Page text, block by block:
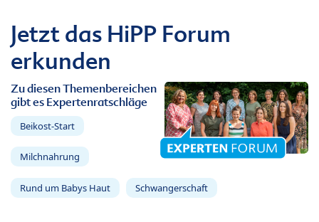
Jetzt das HiPP Forum
erkunden
Zu diesen Themenbereichen
gibt es Expertenratschläge
Beikost-Start
Milchnahrung
Rund um Babys Haut Schwangerschaft